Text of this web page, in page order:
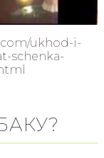
ukhod-i-
schenka-